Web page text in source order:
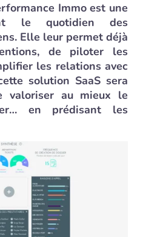
Immo est une
le quotidien des
Elle leur permet déjà
de piloter les
les relations avec
solution SaaS sera
valoriser au mieux le
en prédisant les